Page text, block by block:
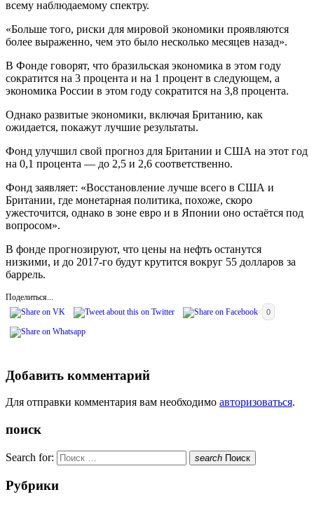
всему наблюдаемому спектру.
«Больше того, риски для мировой экономики проявляются
более выраженно, чем это было несколько месяцев назад».
В Фонде говорят, что бразильская экономика в этом году
сократится на 3 процента и на 1 процент в следующем, а
экономика России в этом году сократится на 3,8 процента.
Однако развитые экономики, включая Британию, как
ожидается, покажут лучшие результаты.
Фонд улучшил свой прогноз для Британии и США на этот год
на 0,1 процента — до 2,5 и 2,6 соответственно.
Фонд заявляет: «Восстановление лучше всего в США и
Британии, где монетарная политика, похоже, скоро
ужесточится, однако в зоне евро и в Японии оно остаётся под
вопросом».
В фонде прогнозируют, что цены на нефть останутся
низкими, и до 2017-го будут крутится вокруг 55 долларов за
баррель.
Поделиться...
0
Добавить комментарий
Для отправки комментария вам необходимо авторизоваться.
поиск
Search for: search Поиск
Рубрики